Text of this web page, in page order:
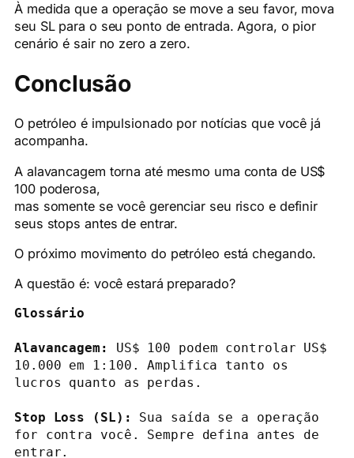
À medida que a operação se move a seu favor, mova
seu SL para o seu ponto de entrada. Agora, o pior
cenário é sair no zero a zero.
Conclusão
O petróleo é impulsionado por notícias que você já
acompanha.
A alavancagem torna até mesmo uma conta de US$
100 poderosa,
mas somente se você gerenciar seu risco e definir
seus stops antes de entrar.
O próximo movimento do petróleo está chegando.
A questão é: você estará preparado?
Glossário
Alavancagem:
US$ 100 podem controlar US$
10.000 em 1:100. Amplifica tanto os
lucros quanto as perdas.
Stop Loss (SL):
Sua saída se a operação
for contra você. Sempre defina antes de